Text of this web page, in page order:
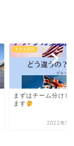
すきま英語
Part 5 時制総合復
2025年3